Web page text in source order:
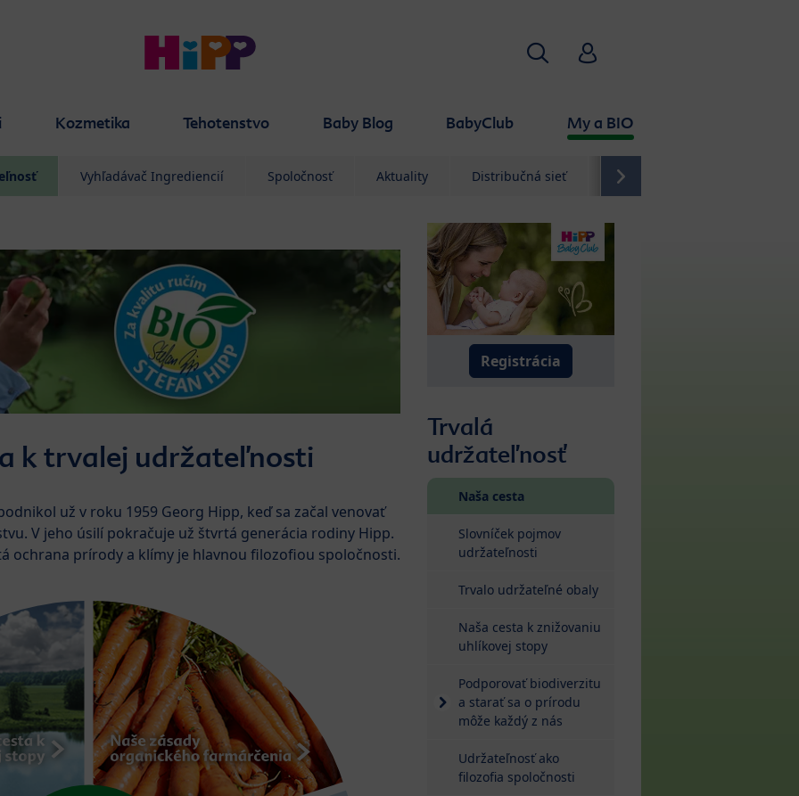
Kozmetika Tehotenstvo Baby Blog BabyClub My a BIO
HľadaťHiPP Babyclub
Vyhľadávač Ingrediencií Spoločnosť Aktuality Distribučná sieť Kontakt
k trvalej udržateľnosti
už v roku 1959 Georg Hipp, keď sa začal venovať
V jeho úsilí pokračuje už štvrtá generácia rodiny Hipp.
ochrana prírody a klímy je hlavnou filozofiou spoločnosti.
Registrácia
Trvalá
udržateľnosť
Naša cesta
Slovníček pojmov
udržateľnosti
Trvalo udržateľné obaly
Naša cesta k znižovaniu
uhlíkovej stopy
Podporovať biodiverzitu
a starať sa o prírodu
môže každý z nás
Udržateľnosť ako
filozofia spoločnosti